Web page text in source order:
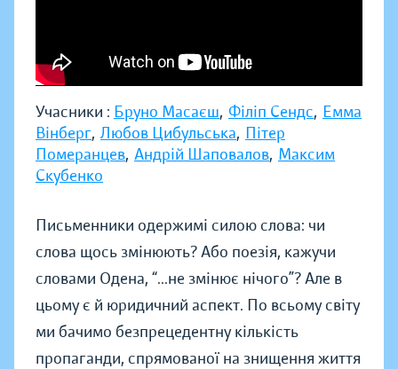
Учасники : Бруно Масаєш, Філіп Сендс, Емма
Вінберг, Любов Цибульська, Пітер
Померанцев, Андрій Шаповалов, Максим
Скубенко
Письменники одержимі силою слова: чи
слова щось змінюють? Або поезія, кажучи
словами Одена, “...не змінює нічого”? Але в
цьому є й юридичний аспект. По всьому світу
ми бачимо безпрецедентну кількість
пропаганди, спрямованої на знищення життя